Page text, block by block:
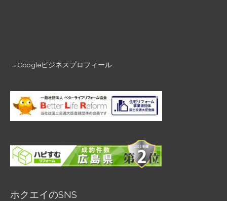
→ Googleビジネスプロフィール
ホクエイのSNS